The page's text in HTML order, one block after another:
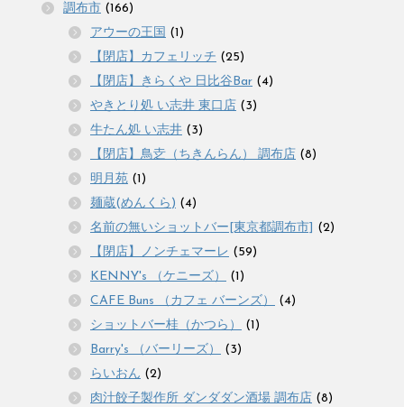
調布市 (166)
アウーの王国 (1)
【閉店】カフェリッチ (25)
【閉店】きらくや 日比谷Bar (4)
やきとり処 い志井 東口店 (3)
牛たん処 い志井 (3)
【閉店】鳥赱（ちきんらん） 調布店 (8)
明月苑 (1)
麺蔵(めんくら) (4)
名前の無いショットバー[東京都調布市]
(2)
【閉店】ノンチェマーレ (59)
KENNY's （ケニーズ）
(1)
CAFE Buns （カフェ バーンズ）
(4)
ショットバー桂（かつら）
(1)
Barry's （バーリーズ）
(3)
らいおん (2)
肉汁餃子製作所 ダンダダン酒場 調布店 (8)